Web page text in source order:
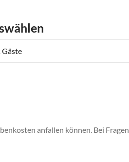
anfallen können. Bei Fragen